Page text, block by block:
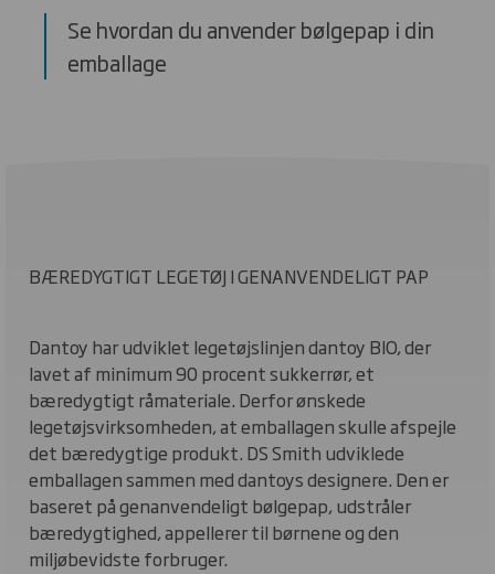
Se hvordan du anvender bølgepap i din
emballage
BÆREDYGTIGT LEGETØJ I GENANVENDELIGT PAP
Dantoy har udviklet legetøjslinjen dantoy BIO, der
lavet af minimum 90 procent sukkerrør, et
bæredygtigt råmateriale. Derfor ønskede
legetøjsvirksomheden, at emballagen skulle afspejle
det bæredygtige produkt. DS Smith udviklede
emballagen sammen med dantoys designere. Den er
baseret på genanvendeligt bølgepap, udstråler
bæredygtighed, appellerer til børnene og den
miljøbevidste forbruger.